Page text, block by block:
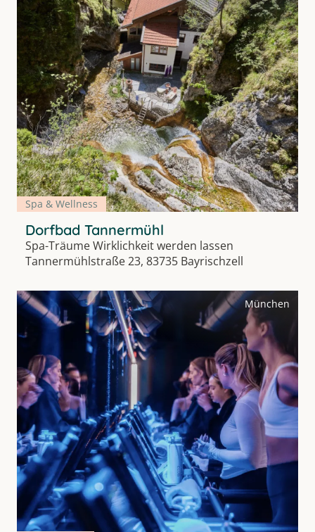
Spa & Wellness
Dorfbad Tannermühl
Spa-Träume Wirklichkeit werden lassen
Tannermühlstraße 23, 83735 Bayrischzell
München